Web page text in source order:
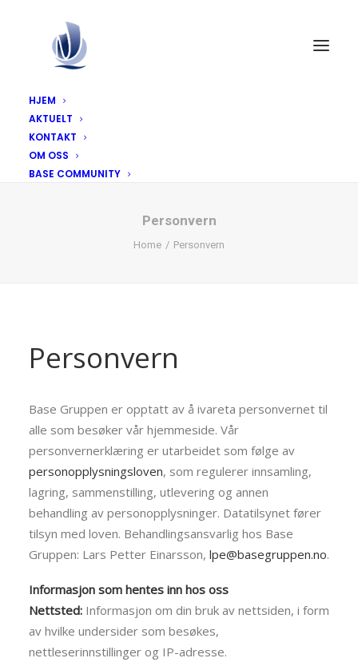
HJEM
AKTUELT
KONTAKT
OM OSS
BASE COMMUNITY
Personvern
Home Personvern
Personvern
Base Gruppen er opptatt av å ivareta personvernet til
alle som besøker vår hjemmeside. Vår
personvernerklæring er utarbeidet som følge av
personopplysningsloven, som regulerer innsamling,
lagring, sammenstilling, utlevering og annen
behandling av personopplysninger. Datatilsynet fører
tilsyn med loven. Behandlingsansvarlig hos Base
Gruppen: Lars Petter Einarsson, lpe@basegruppen.no.
Informasjon som hentes inn hos oss
Nettsted: Informasjon om din bruk av nettsiden, i form
av hvilke undersider som besøkes,
nettleserinnstillinger og IP-adresse.